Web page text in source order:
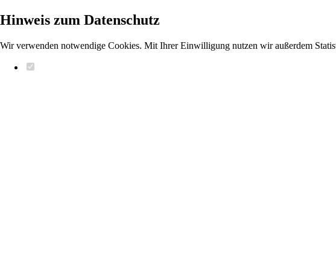
Hinweis zum Datenschutz
Wir verwenden notwendige Cookies. Mit Ihrer Einwilligung nutzen wir außerdem